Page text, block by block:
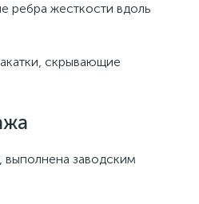
ребра жесткости вдоль
скрывающие
выполнена заводским